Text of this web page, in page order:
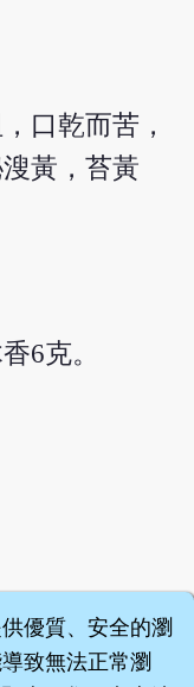
口乾而苦，
黃，苔黃
6克。
優質、安全的瀏
致無法正常瀏